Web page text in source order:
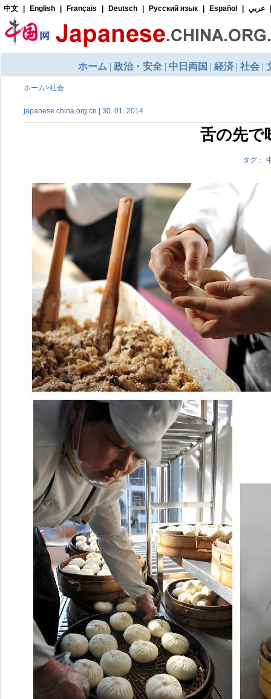
ホーム>社会
japanese.china.org.cn | 30. 01. 2014
舌の先で
タグ：